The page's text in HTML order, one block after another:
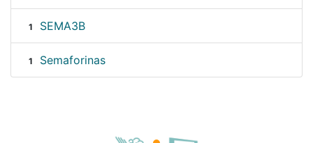
1 SEMA3B
1 Semaforinas